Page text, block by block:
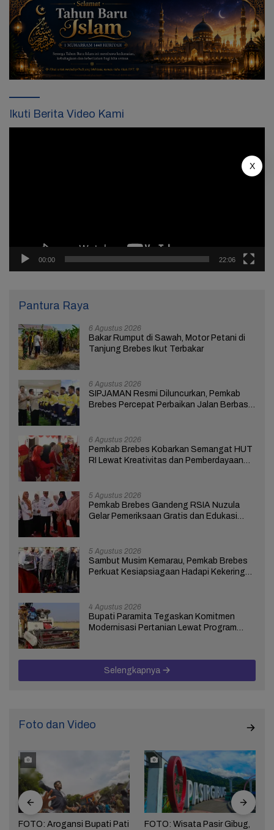
Ikuti Berita Video Kami
00:00 22:06
Pantura Raya
6 Agustus 2026
Bakar Rumput di Sawah, Motor Petani di
Tanjung Brebes Ikut Terbakar
6 Agustus 2026
SIPJAMAN Resmi Diluncurkan, Pemkab
Brebes Percepat Perbaikan Jalan Berbasis
6 Agustus 2026
Pemkab Brebes Kobarkan Semangat HUT
RI Lewat Kreativitas dan Pemberdayaan
5 Agustus 2026
Pemkab Brebes Gandeng RSIA Nuzula
Gelar Pemeriksaan Gratis dan Edukasi
5 Agustus 2026
Sambut Musim Kemarau, Pemkab Brebes
Perkuat Kesiapsiagaan Hadapi Kekeringan
4 Agustus 2026
Bupati Paramita Tegaskan Komitmen
Modernisasi Pertanian Lewat Program
Selengkapnya
Foto dan Video
FOTO: Arogansi Bupati Pati
FOTO: Wisata Pasir Gibug,
X